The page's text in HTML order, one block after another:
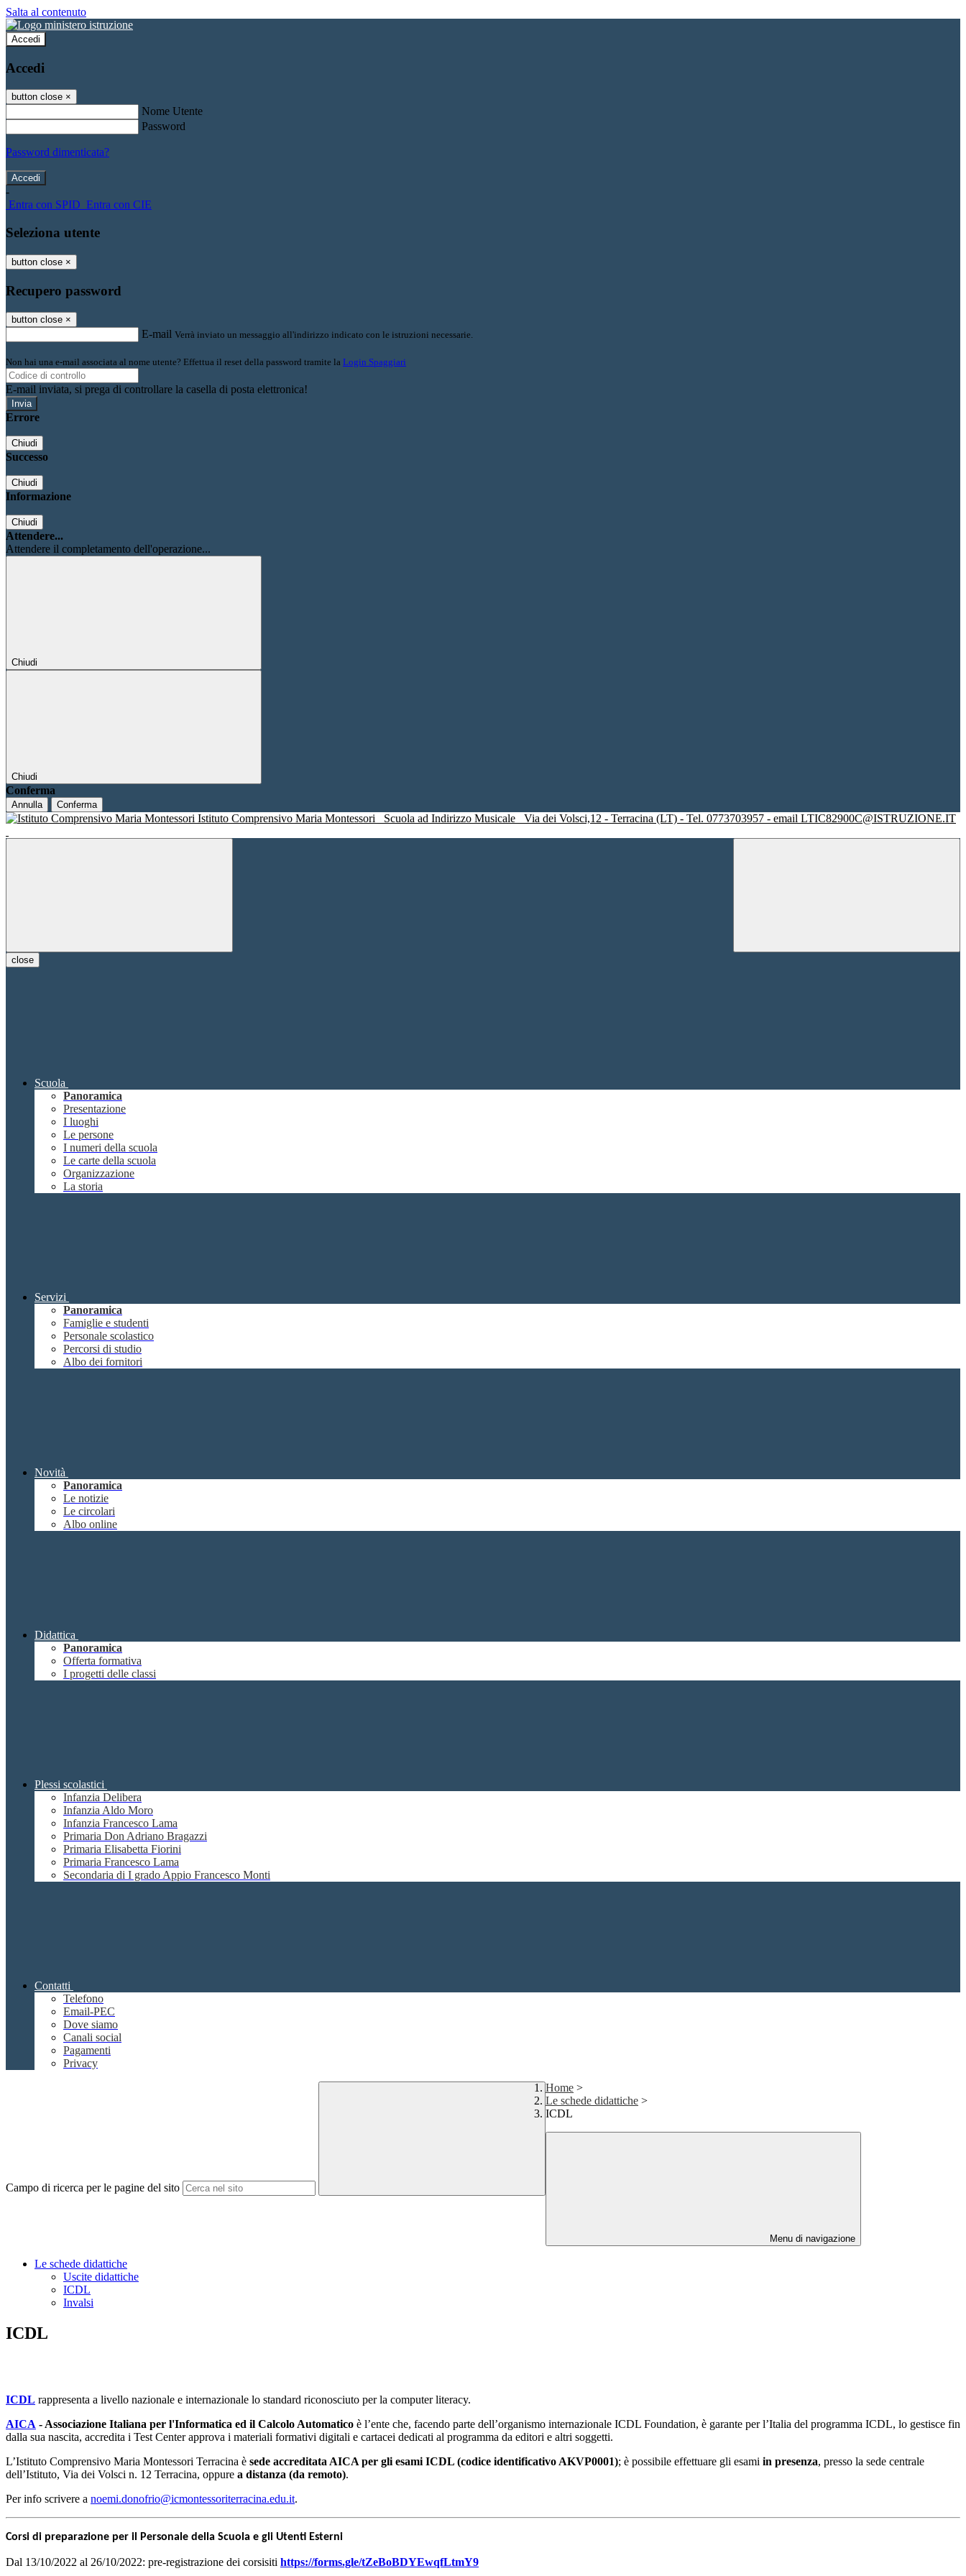
Salta al contenuto
Accedi
Accedi
button close ×
Nome Utente
Password
Password dimenticata?
-
Entra con SPID Entra con CIE
Seleziona utente
button close ×
Recupero password
button close ×
E-mail Verrà inviato un messaggio all'indirizzo indicato con le istruzioni necessarie.
Non hai una e-mail associata al nome utente? Effettua il reset della password tramite la Login Spaggiari
E-mail inviata, si prega di controllare la casella di posta elettronica!
Errore
Chiudi
Successo
Chiudi
Informazione
Chiudi
Attendere...
Attendere il completamento dell'operazione...
Chiudi
Chiudi
Conferma
Annulla Conferma
Istituto Comprensivo Maria Montessori Scuola ad Indirizzo Musicale Via dei Volsci,12 - Terracina (LT) - Tel. 0773703957 - email LTIC82900C@ISTRUZIONE.IT
close
Scuola
Panoramica
Presentazione
I luoghi
Le persone
I numeri della scuola
Le carte della scuola
Organizzazione
La storia
Servizi
Panoramica
Famiglie e studenti
Personale scolastico
Percorsi di studio
Albo dei fornitori
Novità
Panoramica
Le notizie
Le circolari
Albo online
Didattica
Panoramica
Offerta formativa
I progetti delle classi
Plessi scolastici
Infanzia Delibera
Infanzia Aldo Moro
Infanzia Francesco Lama
Primaria Don Adriano Bragazzi
Primaria Elisabetta Fiorini
Primaria Francesco Lama
Secondaria di I grado Appio Francesco Monti
Contatti
Telefono
Email-PEC
Dove siamo
Canali social
Pagamenti
Privacy
Campo di ricerca per le pagine del sito
Home >
Le schede didattiche >
ICDL
Menu di navigazione
Le schede didattiche
Uscite didattiche
ICDL
Invalsi
ICDL
ICDL rappresenta a livello nazionale e internazionale lo standard riconosciuto per la computer literacy.
AICA - Associazione Italiana per l'Informatica ed il Calcolo Automatico è l’ente che, facendo parte dell’organismo internazionale ICDL Foundation, è garante per l’Italia del programma ICDL, lo gestisce fin
dalla sua nascita, accredita i Test Center approva i materiali formativi digitali e cartacei dedicati al programma da editori e altri soggetti.
L’Istituto Comprensivo Maria Montessori Terracina è sede accreditata AICA per gli esami ICDL (codice identificativo AKVP0001); è possibile effettuare gli esami in presenza, presso la sede centrale
dell’Istituto, Via dei Volsci n. 12 Terracina, oppure a distanza (da remoto).
Per info scrivere a noemi.donofrio@icmontessoriterracina.edu.it.
Corsi di preparazione per il Personale della Scuola e gli Utenti Esterni
Dal 13/10/2022 al 26/10/2022: pre-registrazione dei corsisiti https://forms.gle/tZeBoBDYEwqfLtmY9